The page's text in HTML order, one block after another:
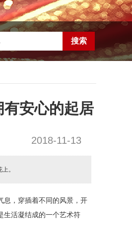
安心的起居
2018-11-13
。
息，穿插着不同的风景，开
生活凝结成的一个艺术符